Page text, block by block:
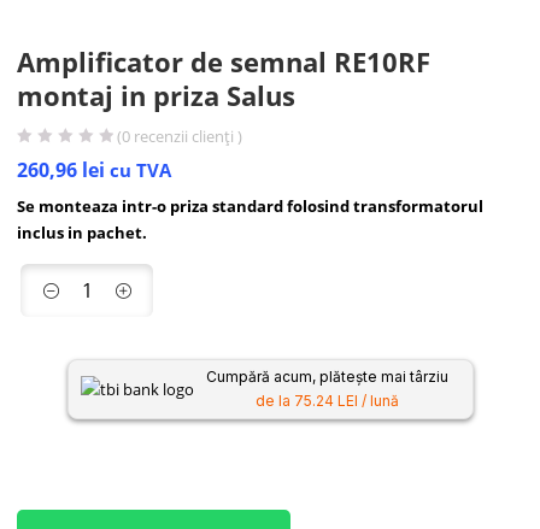
Amplificator de semnal RE10RF
montaj in priza Salus
(0 recenzii clienți )
260,96 lei cu TVA
Se monteaza intr-o priza standard folosind transformatorul
inclus in pachet.
Cumpără acum, plătește mai târziu
de la 75.24 LEI / lună